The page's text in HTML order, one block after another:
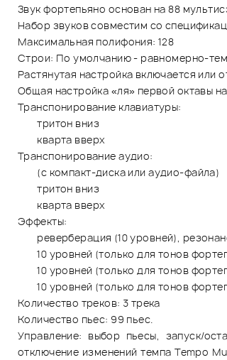
Звук фортепьяно основан на 88
Набор звуков совместим со
Максимальная полифония: 128
Строи: По умолчанию - равномерно-
Растянутая настройка включается или
Общая настройка «ля» первой октавы
Транспонирование клавиатуры:
тритон вниз
кварта вверх
Транспонирование аудио:
(с компакт-диска или аудио-файла)
тритон вниз
кварта вверх
Эффекты:
реверберация (10 уровней),
10 уровней (только для тонов
10 уровней (только для тонов
10 уровней (только для тонов
Количество треков: 3 трека
Количество пьес: 99 пьес.
Управление: выбор пьесы, запуск/
отключение изменений темпа Tempo